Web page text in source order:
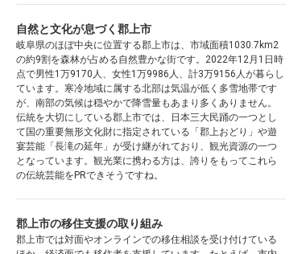
自然と文化が息づく郡上市
岐阜県のほぼ中央に位置する郡上市は、市域面積1030.7km2
の約9割を森林が占める自然豊かな街です。2022年12月1日時
点で男性1万9170人、女性1万9986人、計3万9156人が暮らし
ています。寒冷地域に属する北部は気温が低く多雪地帯です
が、南部の気候は穏やかで降雪量もあまり多くありません。
伝統を大切にしている郡上市では、日本三大民踊の一つとし
て国の重要無形文化財に指定されている「郡上おどり」や遊
宴芸能「長滝の延年」が受け継がれており、観光資源の一つ
となっています。観光業に携わる方は、誇りをもってこれら
の伝統芸能をPRできそうですね。
郡上市の移住支援の取り組み
郡上市では対面やオンラインでの移住相談を受け付けている